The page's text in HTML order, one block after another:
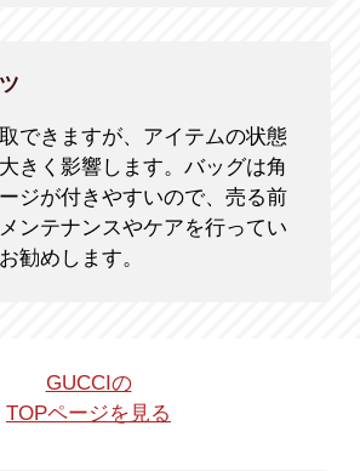
できますが、アイテムの状態
きく影響します。バッグは角
ジが付きやすいので、売る前
ンテナンスやケアを行ってい
勧めします。
GUCCIの
TOPページを見る